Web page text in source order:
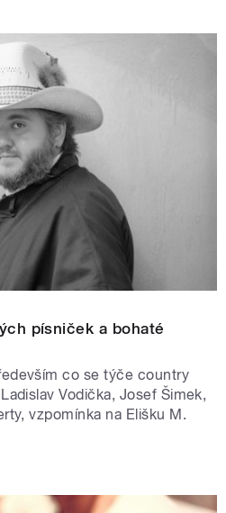
písniček a bohaté
co se týče country
Vodička, Josef Šimek,
vzpomínka na Elišku M.